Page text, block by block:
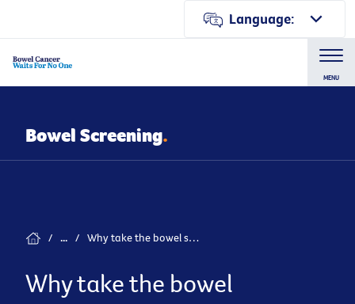
Language:
MENU
Bowel Screening.
/ ... / Why take the bowel screening test? | ما الذي يدعو لإجراء فحص الأمعاء الكشفي؟
Why take the bowel